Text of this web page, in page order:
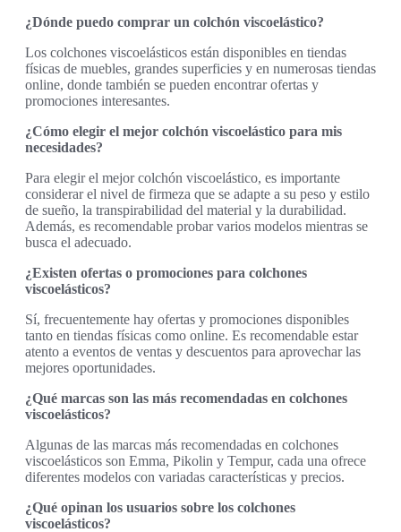
¿Dónde puedo comprar un colchón viscoelástico?
Los colchones viscoelásticos están disponibles en tiendas
físicas de muebles, grandes superficies y en numerosas tiendas
online, donde también se pueden encontrar ofertas y
promociones interesantes.
¿Cómo elegir el mejor colchón viscoelástico para mis
necesidades?
Para elegir el mejor colchón viscoelástico, es importante
considerar el nivel de firmeza que se adapte a su peso y estilo
de sueño, la transpirabilidad del material y la durabilidad.
Además, es recomendable probar varios modelos mientras se
busca el adecuado.
¿Existen ofertas o promociones para colchones
viscoelásticos?
Sí, frecuentemente hay ofertas y promociones disponibles
tanto en tiendas físicas como online. Es recomendable estar
atento a eventos de ventas y descuentos para aprovechar las
mejores oportunidades.
¿Qué marcas son las más recomendadas en colchones
viscoelásticos?
Algunas de las marcas más recomendadas en colchones
viscoelásticos son Emma, Pikolin y Tempur, cada una ofrece
diferentes modelos con variadas características y precios.
¿Qué opinan los usuarios sobre los colchones
viscoelásticos?